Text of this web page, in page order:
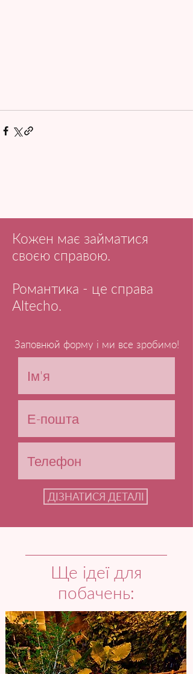
Кожен має займатися
своєю справою.
Романтика - це справа
Altecho.
Заповнюй форму і ми все зробимо!
ДІЗНАТИСЯ ДЕТАЛІ
Ще ідеї для
побачень: